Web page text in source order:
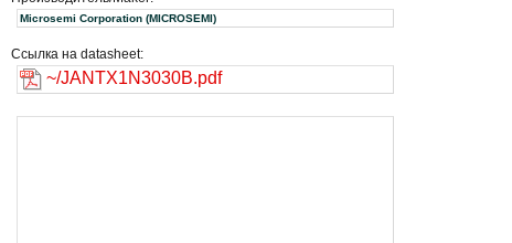
Microsemi Corporation (MICROSEMI)
Ссылка на datasheet:
~/JANTX1N3030B.pdf